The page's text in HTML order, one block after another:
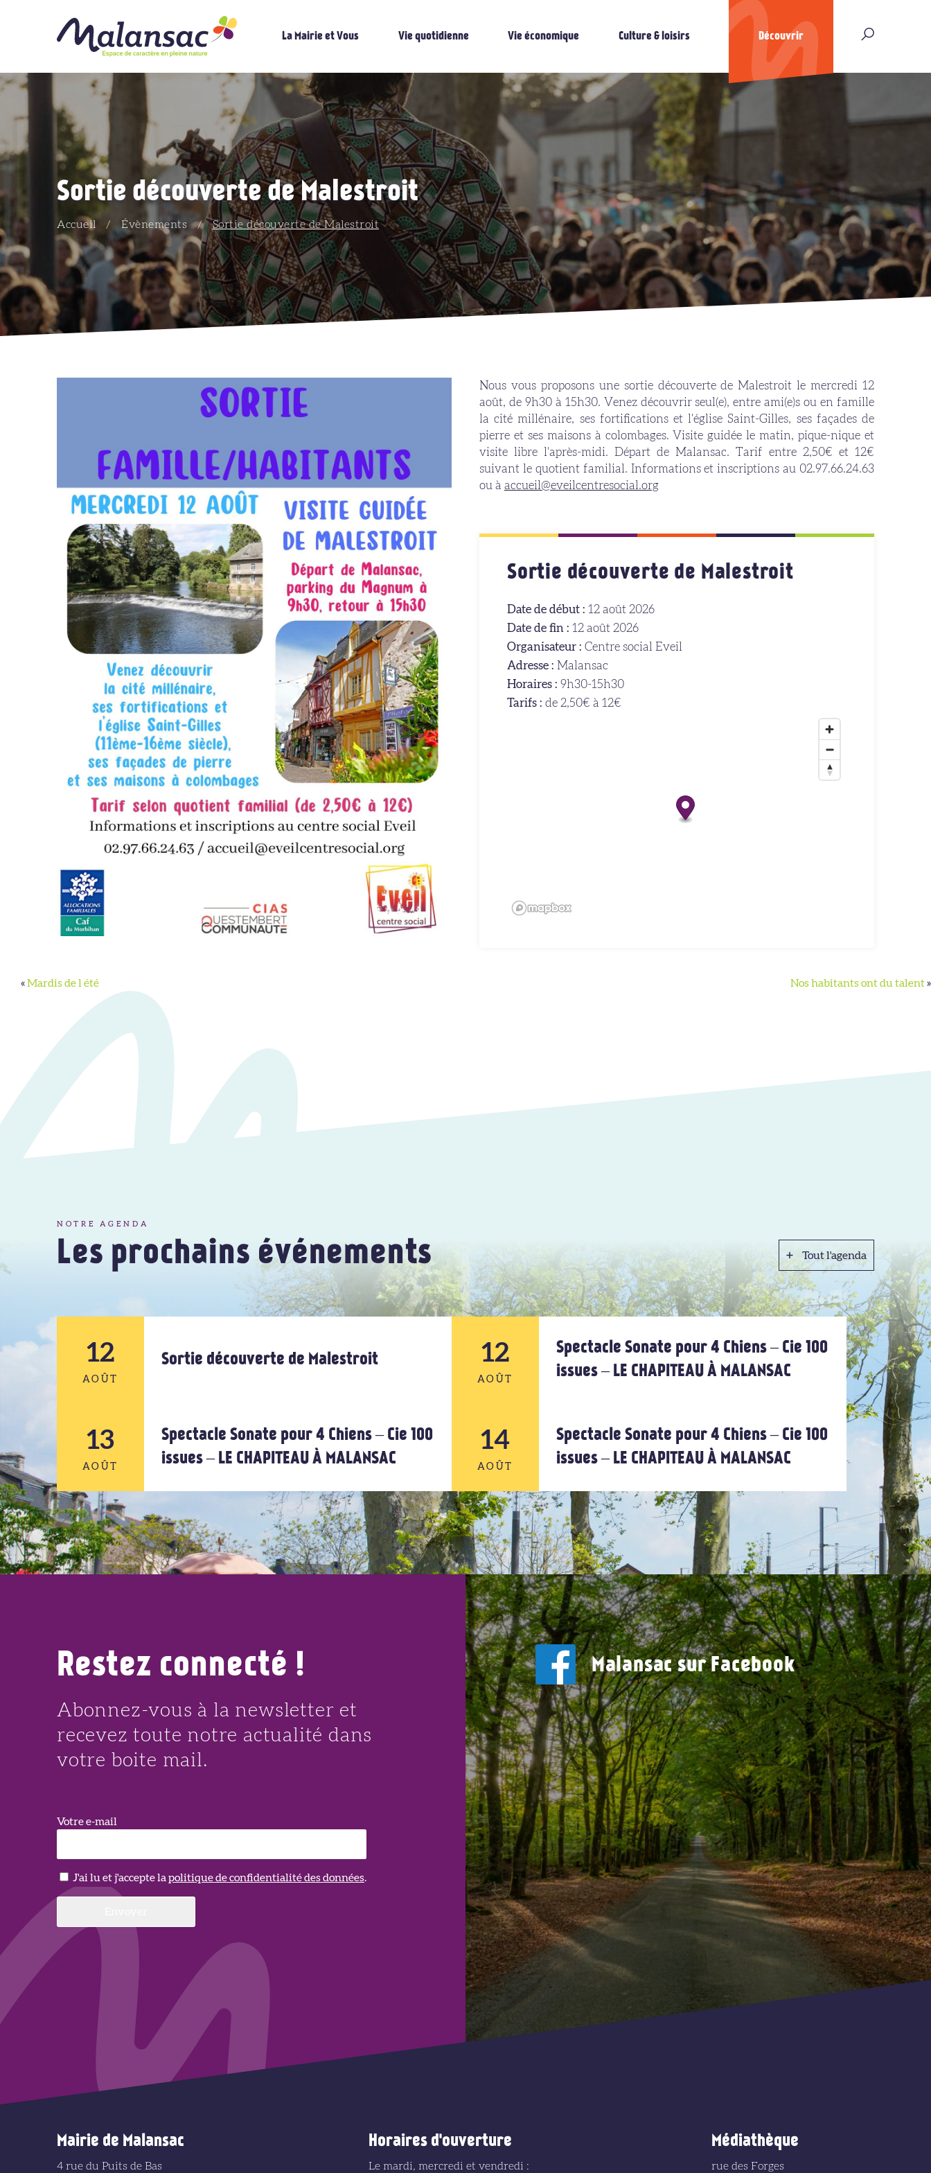
La Mairie et Vous Vie quotidienne Vie économique Culture & loisirs Découvrir
Sortie découverte de Malestroit
Accueil / Évènements / Sortie découverte de Malestroit
Nous vous proposons une sortie découverte de Malestroit le mercredi 12
août, de 9h30 à 15h30. Venez découvrir seul(e), entre ami(e)s ou en famille
la cité millénaire, ses fortifications et l'église Saint-Gilles, ses façades de
pierre et ses maisons à colombages. Visite guidée le matin, pique-nique et
visite libre l'après-midi. Départ de Malansac. Tarif entre 2,50€ et 12€
suivant le quotient familial. Informations et inscriptions au 02.97.66.24.63
ou à accueil@eveilcentresocial.org
Sortie découverte de Malestroit
Date de début : 12 août 2026
Date de fin : 12 août 2026
Organisateur : Centre social Eveil
Adresse : Malansac
Horaires : 9h30-15h30
Tarifs : de 2,50€ à 12€
«Mardis de l été Nos habitants ont du talent»
NOTRE AGENDA
Les prochains événements Tout l'agenda
Tout l'agenda
12
AOÛT
12
AOÛT
Sortie découverte de Malestroit 12
AOÛT
12
AOÛT
Spectacle Sonate pour 4 Chiens – Cie 100
issues – LE CHAPITEAU À MALANSAC
13
AOÛT
13
AOÛT
Spectacle Sonate pour 4 Chiens – Cie 100
issues – LE CHAPITEAU À MALANSAC
14
AOÛT
14
AOÛT
Spectacle Sonate pour 4 Chiens – Cie 100
issues – LE CHAPITEAU À MALANSAC
Restez connecté !
Abonnez-vous à la newsletter et
recevez toute notre actualité dans
votre boite mail.
Votre e-mail
J'ai lu et j'accepte la politique de confidentialité des données.
Malansac sur Facebook
Mairie de Malansac
4 rue du Puits de Bas
Horaires d'ouverture
Le mardi, mercredi et vendredi :
Médiathèque
rue des Forges